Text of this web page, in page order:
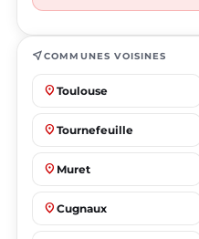
near_meCOMMUNES VOISINES
place Toulouse
place Tournefeuille
place Muret
place Cugnaux